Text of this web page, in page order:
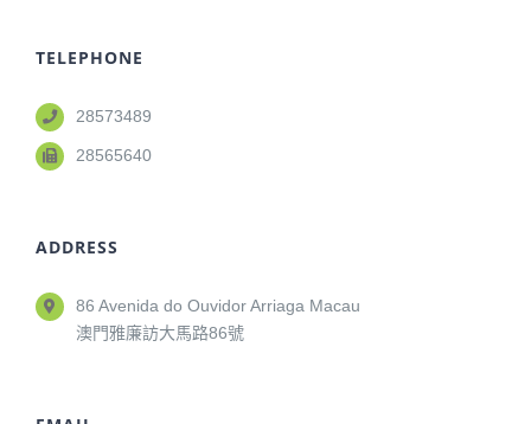
TELEPHONE
28573489
28565640
ADDRESS
86 Avenida do Ouvidor Arriaga Macau
澳門雅廉訪大馬路86號